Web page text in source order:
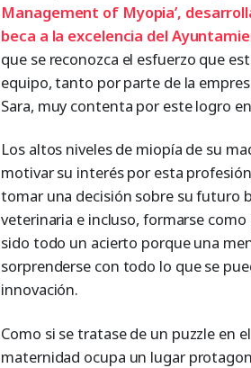
Management of Myopia’,
beca a la excelencia del
que se reconozca el esfuerzo que
equipo, tanto por parte de la
Sara, muy contenta por este logro
Los altos niveles de miopía de su
motivar su interés por esta
tomar una decisión sobre su futuro
veterinaria e incluso, formarse
sido todo un acierto porque una
sorprenderse con todo lo que se
innovación.
Como si se tratase de un puzzle en
maternidad ocupa un lugar